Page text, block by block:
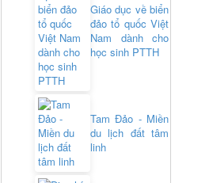
Giáo dục về biển
đảo tổ quốc Việt
Nam dành cho
học sinh PTTH
Tam Đảo - Miền
du lịch đất tâm
linh